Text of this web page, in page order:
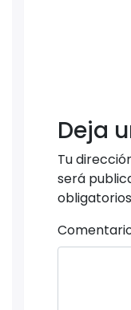
Deja
Tu
será